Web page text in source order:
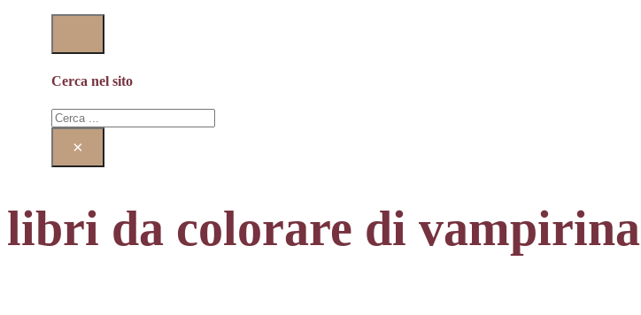
Cerca nel sito
Cerca
×
libri da colorare di vampirina